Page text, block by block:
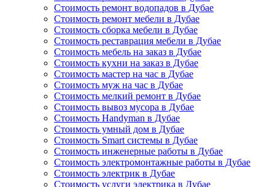
Стоимость ремонт водопадов в Дубае
Стоимость ремонт мебели в Дубае
Стоимость сборка мебели в Дубае
Стоимость реставрация мебели в Дубае
Стоимость мебель на заказ в Дубае
Стоимость кухни на заказ в Дубае
Стоимость мастер на час в Дубае
Стоимость муж на час в Дубае
Стоимость мелкий ремонт в Дубае
Стоимость вывоз мусора в Дубае
Стоимость Handyman в Дубае
Стоимость умный дом в Дубае
Стоимость Smart системы в Дубае
Стоимость инженерные работы в Дубае
Стоимость электромонтажные работы в Дубае
Стоимость электрик в Дубае
Стоимость услуги электрика в Дубае